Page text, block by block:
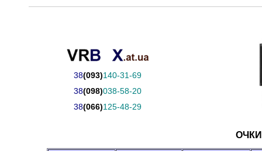
38(093)140-31-69
38(098)038-58-20
38(066)125-48-29